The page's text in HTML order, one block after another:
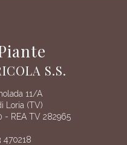
S.S.
11/A
Loria (TV)
- REA TV 282965
470218